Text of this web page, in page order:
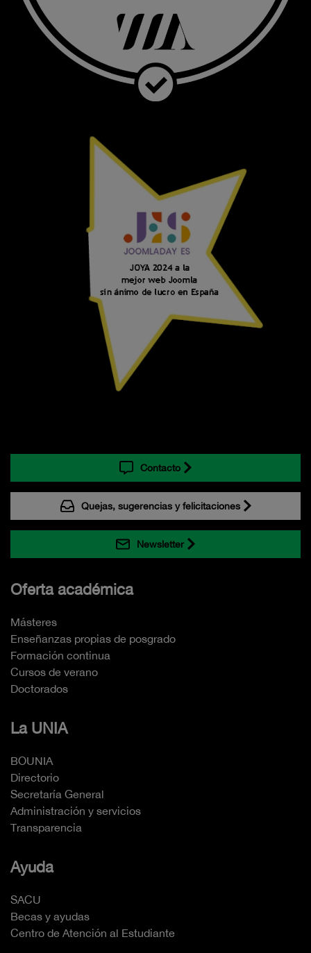
Contacto
Quejas, sugerencias y felicitaciones
Newsletter
Oferta académica
Másteres
Enseñanzas propias de posgrado
Formación continua
Cursos de verano
Doctorados
La UNIA
BOUNIA
Directorio
Secretaría General
Administración y servicios
Transparencia
Ayuda
SACU
Becas y ayudas
Centro de Atención al Estudiante